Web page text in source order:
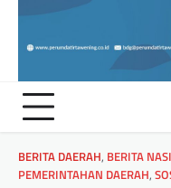
BERITA DAERAH, BERITA
PEMERINTAHAN DAERAH,